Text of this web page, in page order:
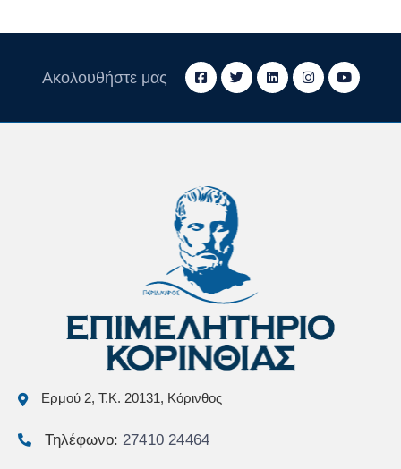
Ακολουθήστε μας
Ερμού 2, Τ.Κ. 20131, Κόρινθος
Τηλέφωνο: 27410 24464